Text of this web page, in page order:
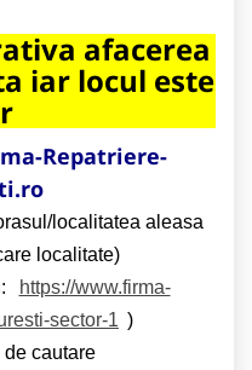
afacerea
iar locul este
Repatriere-
localitatea aleasa
localitate)
https://www.firma-
sector-1 )
cautare